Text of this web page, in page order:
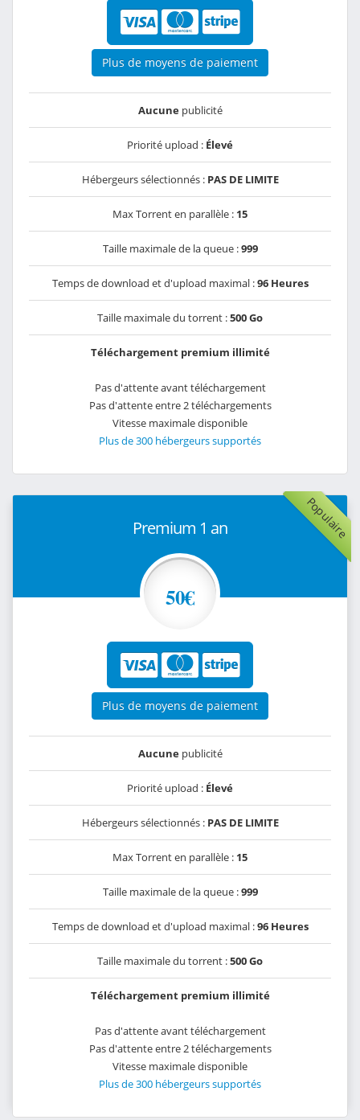
Plus de moyens de paiement
Aucunepublicité
Priorité upload : Élevé
Hébergeurs sélectionnés : PAS DE LIMITE
Max Torrent en parallèle : 15
Taille maximale de la queue :999
Temps de download et d'upload maximal :96 Heures
Taille maximale du torrent :500 Go
Téléchargement premium illimité
Pas d'attente avant téléchargement
Pas d'attente entre 2 téléchargements
Vitesse maximale disponible
Plus de 300 hébergeurs supportés
Populaire
Premium 1 an
50€
Plus de moyens de paiement
Aucunepublicité
Priorité upload : Élevé
Hébergeurs sélectionnés : PAS DE LIMITE
Max Torrent en parallèle : 15
Taille maximale de la queue :999
Temps de download et d'upload maximal :96 Heures
Taille maximale du torrent :500 Go
Téléchargement premium illimité
Pas d'attente avant téléchargement
Pas d'attente entre 2 téléchargements
Vitesse maximale disponible
Plus de 300 hébergeurs supportés